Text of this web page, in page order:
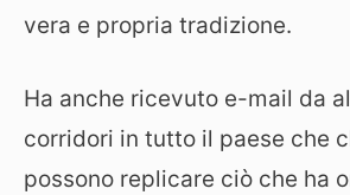
vera e propria tradizione.
Ha anche ricevuto e-mail da
corridori in tutto il paese che
possono replicare ciò che ha